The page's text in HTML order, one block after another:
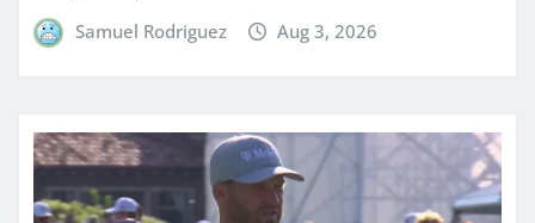
Samuel Rodriguez Aug 3, 2026